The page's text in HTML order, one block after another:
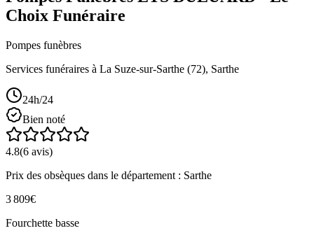
Choix Funéraire
Pompes funèbres
Services funéraires à La Suze-sur-Sarthe (72), Sarthe
24h/24
Bien noté
4.8(6 avis)
Prix des obsèques dans le département : Sarthe
3 809€
Fourchette basse